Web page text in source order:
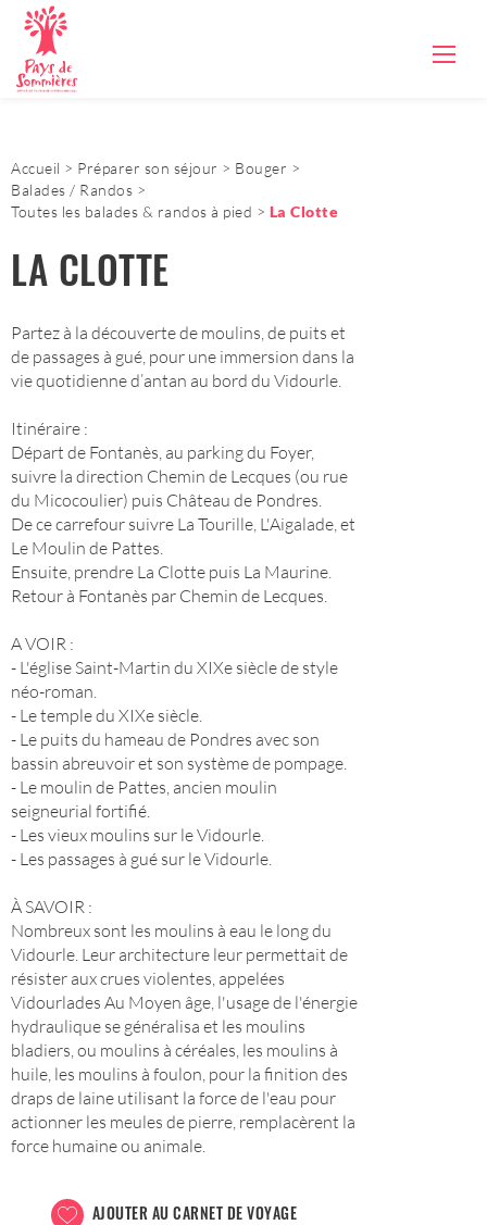
Accueil Préparer son séjour
Bouger
Balades / Randos
Toutes les balades & randos à pied
La Clotte
LA CLOTTE
Partez à la découverte de moulins, de puits et
de passages à gué, pour une immersion dans la
vie quotidienne d’antan au bord du Vidourle.
Itinéraire :
Départ de Fontanès, au parking du Foyer,
suivre la direction Chemin de Lecques (ou rue
du Micocoulier) puis Château de Pondres.
De ce carrefour suivre La Tourille, L'Aigalade, et
Le Moulin de Pattes.
Ensuite, prendre La Clotte puis La Maurine.
Retour à Fontanès par Chemin de Lecques.
A VOIR :
- L'église Saint-Martin du XIXe siècle de style
néo-roman.
- Le temple du XIXe siècle.
- Le puits du hameau de Pondres avec son
bassin abreuvoir et son système de pompage.
- Le moulin de Pattes, ancien moulin
seigneurial fortifié.
- Les vieux moulins sur le Vidourle.
- Les passages à gué sur le Vidourle.
À SAVOIR :
Nombreux sont les moulins à eau le long du
Vidourle. Leur architecture leur permettait de
résister aux crues violentes, appelées
Vidourlades Au Moyen âge, l'usage de l'énergie
hydraulique se généralisa et les moulins
bladiers, ou moulins à céréales, les moulins à
huile, les moulins à foulon, pour la finition des
draps de laine utilisant la force de l'eau pour
actionner les meules de pierre, remplacèrent la
force humaine ou animale.
AJOUTER AU CARNET DE VOYAGE